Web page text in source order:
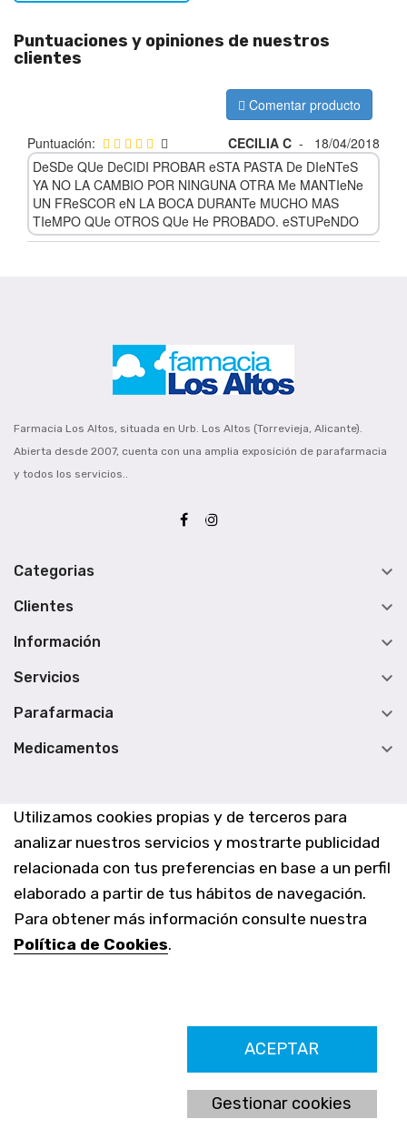
Utilizamos cookies propias y de terceros para
analizar nuestros servicios y mostrarte publicidad
relacionada con tus preferencias en base a un perfil
elaborado a partir de tus hábitos de navegación.
Para obtener más información consulte nuestra
Política de Cookies.
ACEPTAR
Gestionar cookies
Puntuaciones y opiniones de nuestros
clientes
Comentar producto
Puntuación: CECILIA C -
18/04/2018
DeSDe QUe DeCIDI PROBAR eSTA PASTA De DIeNTeS
YA NO LA CAMBIO POR NINGUNA OTRA Me MANTIeNe
UN FReSCOR eN LA BOCA DURANTe MUCHO MAS
TIeMPO QUe OTROS QUe He PROBADO. eSTUPeNDO
Farmacia Los Altos, situada en Urb. Los Altos (Torrevieja, Alicante).
Abierta desde 2007, cuenta con una amplia exposición de parafarmacia
y todos los servicios..
Categorias 
Clientes 
Información 
Servicios 
Parafarmacia 
Medicamentos 
Farmacia Los Altos nº756
Ldo. Alfredo Aparicio Grau 22555408K
N. Col. Colegio Oficial de Farmacéuticos de Alicante 4327
Nº de autorización A-790-F
C/ Moncayo, 97 (Vistalmar) Urb. Los Altos
03185 Torrevieja, Alicante (España)